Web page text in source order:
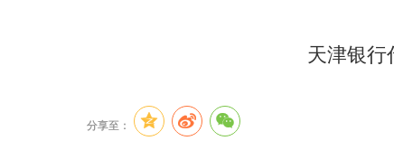
天津银行
分享至：